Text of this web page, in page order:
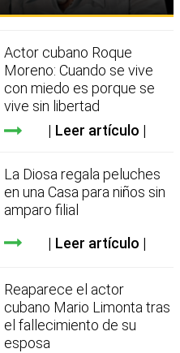
Actor cubano Roque
Moreno: Cuando se vive
con miedo es porque se
vive sin libertad
Leer artículo
La Diosa regala peluches
en una Casa para niños sin
amparo filial
Leer artículo
Reaparece el actor
cubano Mario Limonta tras
el fallecimiento de su
esposa